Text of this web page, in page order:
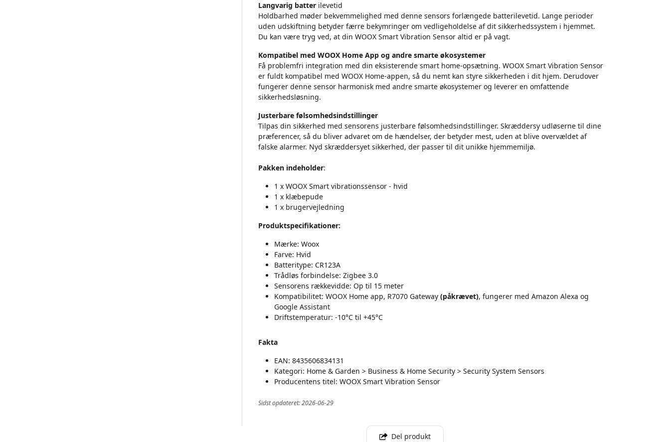
Langvarig batterilevetid
Holdbarhed møder bekvemmelighed med denne sensors forlængede batterilevetid. Lange perioder
uden udskiftning betyder færre bekymringer om vedligeholdelse af dit sikkerhedssystem i hjemmet.
Du kan være tryg ved, at din WOOX Smart Vibration Sensor altid er på vagt.
Kompatibel med WOOX Home App og andre smarte økosystemer
Få problemfri integration med din eksisterende smart home-opsætning. WOOX Smart Vibration Sensor
er fuldt kompatibel med WOOX Home-appen, så du nemt kan styre sikkerheden i dit hjem. Derudover
fungerer denne sensor harmonisk med andre smarte økosystemer og leverer en omfattende
sikkerhedsløsning.
Justerbare følsomhedsindstillinger
Tilpas din sikkerhed med sensorens justerbare følsomhedsindstillinger. Skræddersy udløserne til dine
præferencer, så du bliver advaret om de hændelser, der betyder mest, uden at blive overvældet af
falske alarmer. Nyd skræddersyet sikkerhed, der passer til dit unikke hjemmemiljø.
Pakken indeholder:
1 x WOOX Smart vibrationssensor - hvid
1 x klæbepude
1 x brugervejledning
Produktspecifikationer:
Mærke: Woox
Farve: Hvid
Batteritype: CR123A
Trådløs forbindelse: Zigbee 3.0
Sensorens rækkevidde: Op til 15 meter
Kompatibilitet: WOOX Home app, R7070 Gateway (påkrævet), fungerer med Amazon Alexa og
Google Assistant
Driftstemperatur: -10°C til +45°C
Fakta
EAN: 8435606834131
Kategori: Home & Garden > Business & Home Security > Security System Sensors
Producentens titel: WOOX Smart Vibration Sensor
Sidst opdateret: 2026-06-29
Del produkt